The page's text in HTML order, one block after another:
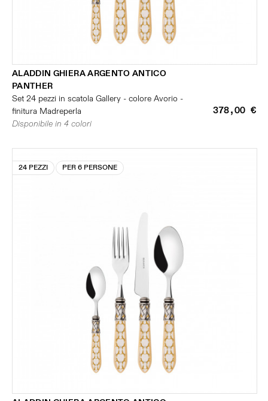
ALADDIN GHIERA ARGENTO ANTICO
PANTHER
Set 24 pezzi in scatola Gallery - colore Avorio -
finitura Madreperla
378,00 €
Disponibile in 4 colori
24 PEZZI PER 6 PERSONE